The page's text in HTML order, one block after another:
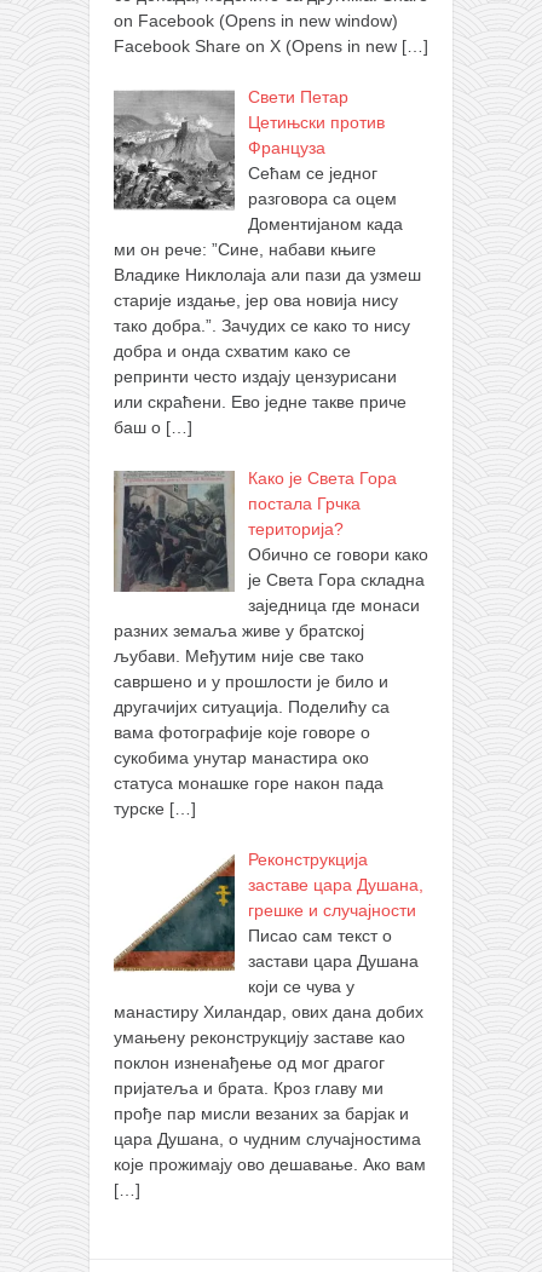
on Facebook (Opens in new window)
Facebook Share on X (Opens in new […]
Свети Петар
Цетињски против
Француза
Сећам се једног
разговора са оцем
Доментијаном када
ми он рече: ”Сине, набави књиге
Владике Никлолаја али пази да узмеш
старије издање, јер ова новија нису
тако добра.”. Зачудих се како то нису
добра и онда схватим како се
репринти често издају цензурисани
или скраћени. Ево једне такве приче
баш о […]
Како је Света Гора
постала Грчка
територија?
Обично се говори како
је Света Гора складна
заједница где монаси
разних земаља живе у братској
љубави. Међутим није све тако
савршено и у прошлости је било и
другачијих ситуација. Поделићу са
вама фотографије које говоре о
сукобима унутар манастира око
статуса монашке горе након пада
турске […]
Реконструкција
заставе цара Душана,
грешке и случајности
Писао сам текст о
застави цара Душана
који се чува у
манастиру Хиландар, ових дана добих
умањену реконструкцију заставе као
поклон изненађење од мог драгог
пријатеља и брата. Кроз главу ми
прође пар мисли везаних за барјак и
цара Душана, о чудним случајностима
које прожимају ово дешавање. Ако вам
[…]